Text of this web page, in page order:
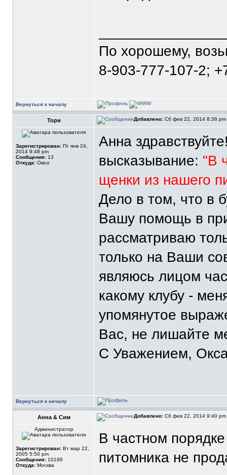
По хорошему,
8-903-777-107-2;
Вернуться к началу
Тори Добавлено: Сб фев 22, 2014 8:36 pm
Зарегистрирован: Пт янв 24,
2014 9:48 pm
Сообщения: 13
Откуда: Омск
Анна
высказывание: "В
щенки из нашего
Дело в том, что в
Вашу помощь в
рассматриваю
только на Ваши
являюсь лицом
какому клубу -
упомянутое
Вас, не лишайте
С Уважением,
Вернуться к началу
Анна & Сим Добавлено: Сб фев 22, 2014 9:40 pm
Администратор
Зарегистрирован: Вт мар 22,
2005 5:50 pm
Сообщения: 10186
Откуда: Москва
В частном
питомника не